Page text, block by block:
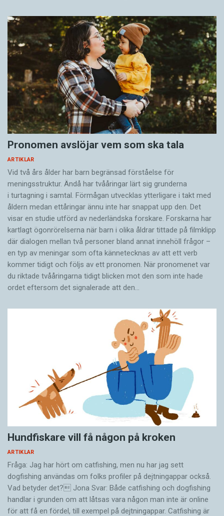
annorlunda. Egyptierna kunde fortfarande vara
stöddiga, se sig som förebilder. De ledde
utvecklingen i arabvärlden, med tidig
industrialisering, universitetsutbyggnad och
framtidstro. Kairos filmindustri låg trea i
världen efter Bollywood och Hollywood, och
pumpade ut filmer och popmusik till sina
arabiska grannar. Allt på klingande egyptiska.
Egyptiskan blev det närmaste man kommer en
brett förstådd dialekt i arabvärlden, och är det
fortfarande, även om det inte är säkert att
egyptiern förstår sin samtalspartner bara för att
denna förstår honom. Däremot är den naturliga
kulturella överlägsenheten svårare att hävda
i dag, och glamouren som kunde kopplas till
språket har falnat.
Yasmine El Rafie är journalist.
Pronomen avslöjar vem som ska tala
ARTIKLAR
Vid två års ålder har barn begränsad förståelse för
meningsstruktur. Ändå har tvååringar lärt sig grunderna
i turtagning i samtal. Förmågan utvecklas ytterligare i takt med
åldern medan ettåringar ännu inte har snappat upp den. Det
visar en studie utförd av nederländska forskare. Forskarna har
kartlagt ögonrörelserna när barn i olika åldrar tittade på filmklipp
där dialogen mellan två personer bland annat innehöll frågor –
en typ av meningar som ofta kännetecknas av att ett verb
kommer tidigt och följs av ett pronomen. När pronomenet var
du riktade tvååringarna tidigt blicken mot den som inte hade
ordet eftersom det ­signalerade att den…
Hundfiskare vill få någon på kroken
ARTIKLAR
Fråga: Jag har hört om catfishing, men nu har jag sett
dogfishing användas om folks profiler på dejtningappar också.
Vad betyder det? Jona Svar: Både catfishing och dogfishing
handlar i grunden om att låtsas vara någon man inte är online
för att få en fördel, till exempel på dejtningappar. Catfishing är